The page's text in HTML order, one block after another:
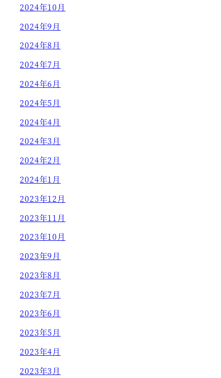
2024年10月
2024年9月
2024年8月
2024年7月
2024年6月
2024年5月
2024年4月
2024年3月
2024年2月
2024年1月
2023年12月
2023年11月
2023年10月
2023年9月
2023年8月
2023年7月
2023年6月
2023年5月
2023年4月
2023年3月